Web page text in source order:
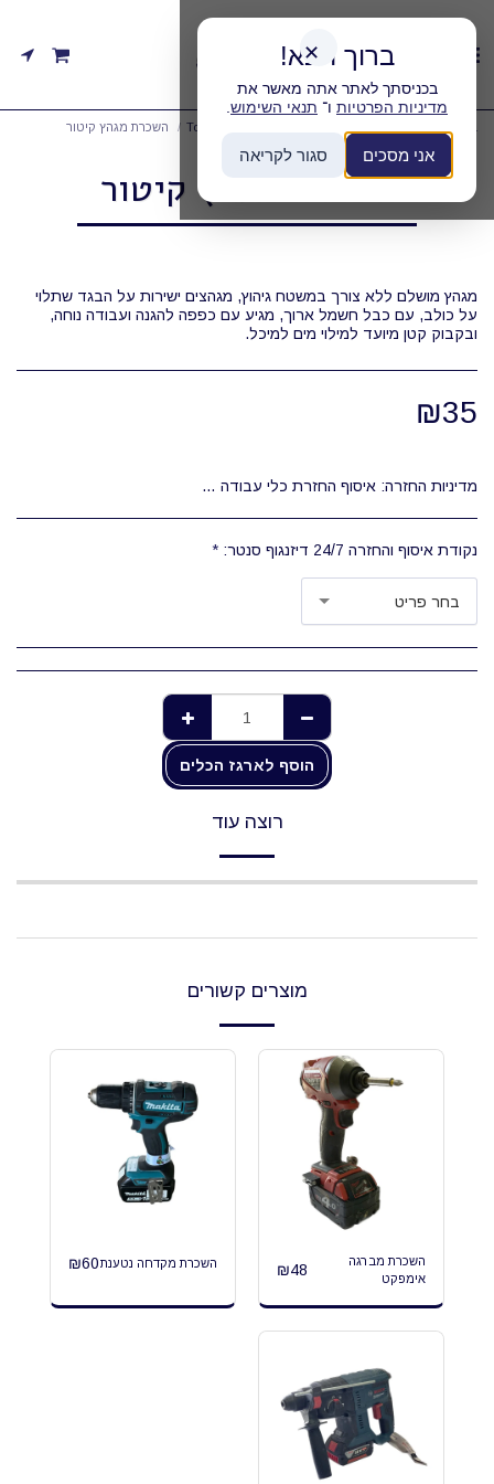
✕
ברוך הבא!
בכניסתך לאתר אתה מאשר את
מדיניות הפרטיות ו־ תנאי השימוש
אני מסכים סגור לקריאה
השכרת מגהץ קיטור
השכרת מגהץ קיטור
מגהץ מושלם ללא צורך במשטח גיהוץ, מגהצים ישירות על הבגד שתלוי
על כולב, עם כבל חשמל ארוך, מגיע עם כפפה להגנה ועבודה נוחה,
ובקבוק קטן מיועד למילוי מים למיכל.
₪35
מדיניות החזרה: איסוף החזרת כלי עבודה היא בשעות העבודה של המחסן בלבד 08:00-12:00 השכרת הכלים היא מוצעת בכמה תעריפים, לפי יום עבודה מלא/מספר ימים או שבועות (יום עבודה מלא: 24 שעות)
נקודת איסוף והחזרה 24/7 דיזנגוף סנטר: *
בחר פריט
הוסף לארגז הכלים
רוצה עוד
מוצרים קשורים
השכרת מברגה
אימפקט
₪48 השכרת מקדחה נטענת ₪60